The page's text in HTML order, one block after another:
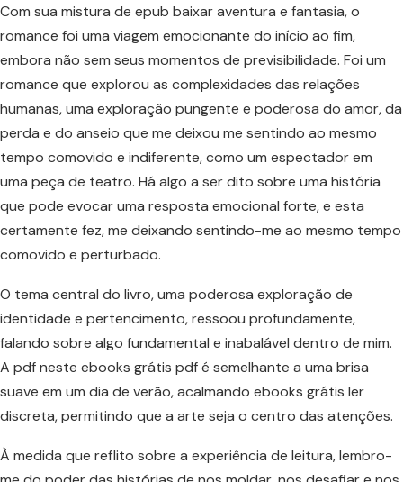
Com sua mistura de epub baixar aventura e fantasia, o
romance foi uma viagem emocionante do início ao fim,
embora não sem seus momentos de previsibilidade. Foi um
romance que explorou as complexidades das relações
humanas, uma exploração pungente e poderosa do amor, da
perda e do anseio que me deixou me sentindo ao mesmo
tempo comovido e indiferente, como um espectador em
uma peça de teatro. Há algo a ser dito sobre uma história
que pode evocar uma resposta emocional forte, e esta
certamente fez, me deixando sentindo-me ao mesmo tempo
comovido e perturbado.
O tema central do livro, uma poderosa exploração de
identidade e pertencimento, ressoou profundamente,
falando sobre algo fundamental e inabalável dentro de mim.
A pdf neste ebooks grátis pdf é semelhante a uma brisa
suave em um dia de verão, acalmando ebooks grátis ler
discreta, permitindo que a arte seja o centro das atenções.
À medida que reflito sobre a experiência de leitura, lembro-